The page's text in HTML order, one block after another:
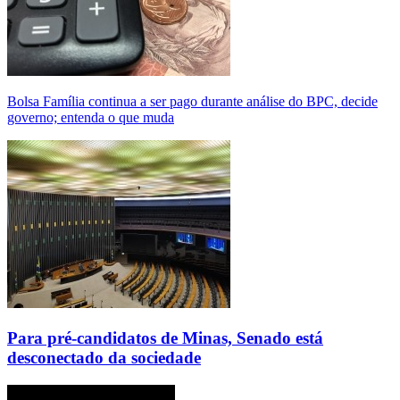
Bolsa Família continua a ser pago durante análise do BPC, decide
governo; entenda o que muda
Para pré-candidatos de Minas, Senado está
desconectado da sociedade